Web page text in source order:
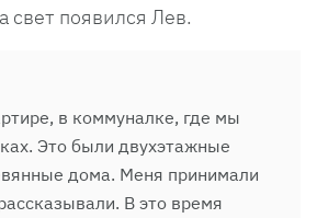
свет появился Лев.
в коммуналке, где мы
Это были двухэтажные
дома. Меня принимали
В это время